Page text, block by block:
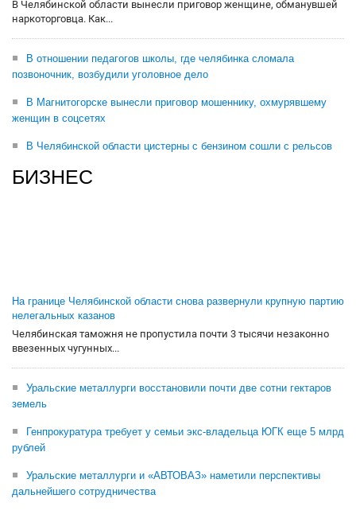
В Челябинской области вынесли приговор женщине, обманувшей
наркоторговца. Как...
В отношении педагогов школы, где челябинка сломала
позвоночник, возбудили уголовное дело
В Магнитогорске вынесли приговор мошеннику, охмурявшему
женщин в соцсетях
В Челябинской области цистерны с бензином сошли с рельсов
БИЗНЕС
На границе Челябинской области снова развернули крупную партию
нелегальных казанов
Челябинская таможня не пропустила почти 3 тысячи незаконно
ввезенных чугунных...
Уральские металлурги восстановили почти две сотни гектаров
земель
Генпрокуратура требует у семьи экс-владельца ЮГК еще 5 млрд
рублей
Уральские металлурги и «АВТОВАЗ» наметили перспективы
дальнейшего сотрудничества